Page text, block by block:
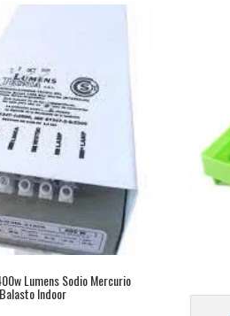
Lumens Sodio Mercurio
Balasto Indoor